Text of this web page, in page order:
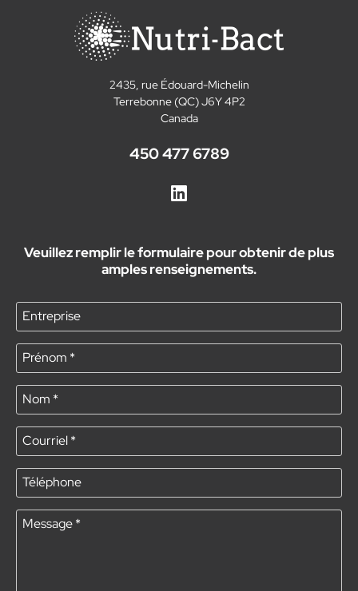
2435, rue Édouard-Michelin
Terrebonne (QC) J6Y 4P2
Canada
450 477 6789
Veuillez remplir le formulaire pour obtenir de plus
amples renseignements.
Entreprise
Prénom *
Nom *
Courriel*
Téléphone
Message*